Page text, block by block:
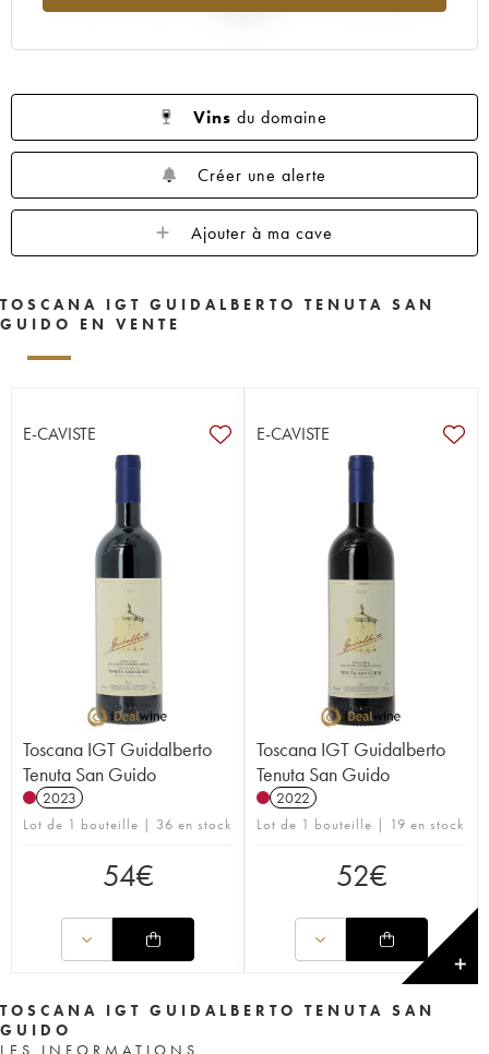
Vins du domaine
Créer une alerte
Ajouter à ma cave
TOSCANA IGT GUIDALBERTO TENUTA SAN
GUIDO EN VENTE
E-CAVISTE
Toscana IGT Guidalberto
Tenuta San Guido
2023
Lot de 1 bouteille | 36 en stock
54€
E-CAVISTE
Toscana IGT Guidalberto
Tenuta San Guido
2022
Lot de 1 bouteille | 19 en stock
52€
✕
TOSCANA IGT GUIDALBERTO TENUTA SAN
GUIDO
LES INFORMATIONS